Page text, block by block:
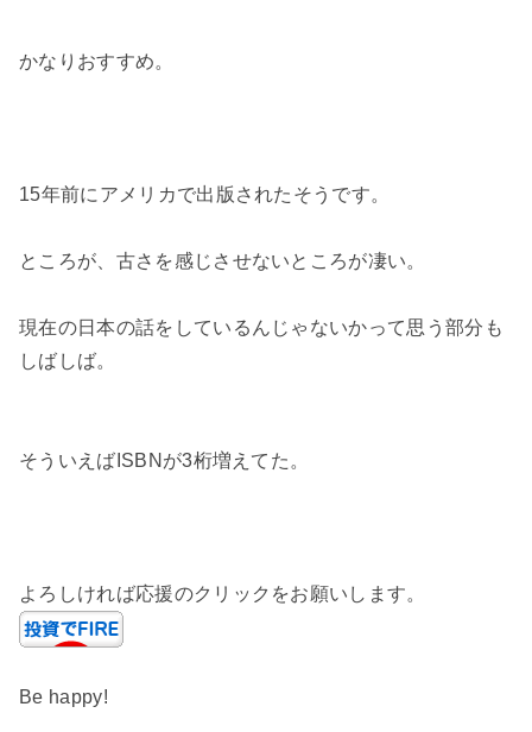
かなりおすすめ。
15年前にアメリカで出版されたそうです。
ところが、古さを感じさせないところが凄い。
現在の日本の話をしているんじゃないかって思う部分も
しばしば。
そういえばISBNが3桁増えてた。
よろしければ応援のクリックをお願いします。
Be happy!